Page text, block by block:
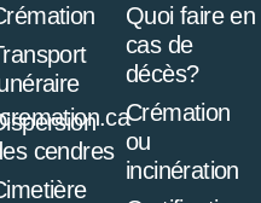
cendres
Quoi faire en
cas de
décès?
Crémation
ou
incinération